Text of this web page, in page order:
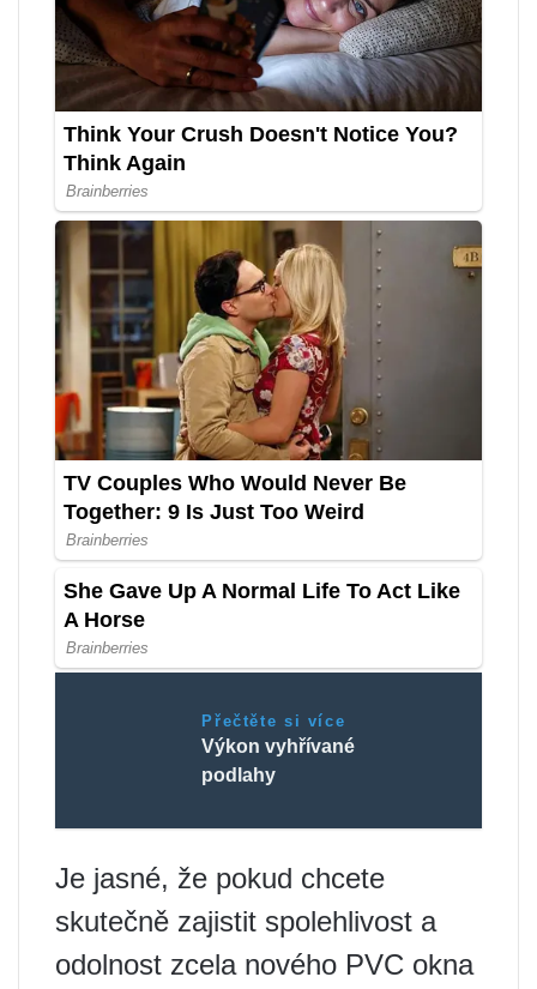
Přečtěte si více
Výkon vyhřívané
podlahy
Je jasné, že pokud chcete
skutečně zajistit spolehlivost a
odolnost zcela nového PVC okna